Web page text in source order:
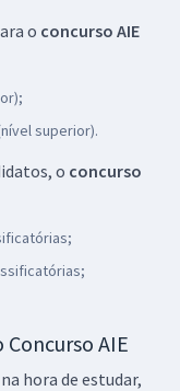
o concurso AIE
superior).
o concurso
AIE
hora de estudar,